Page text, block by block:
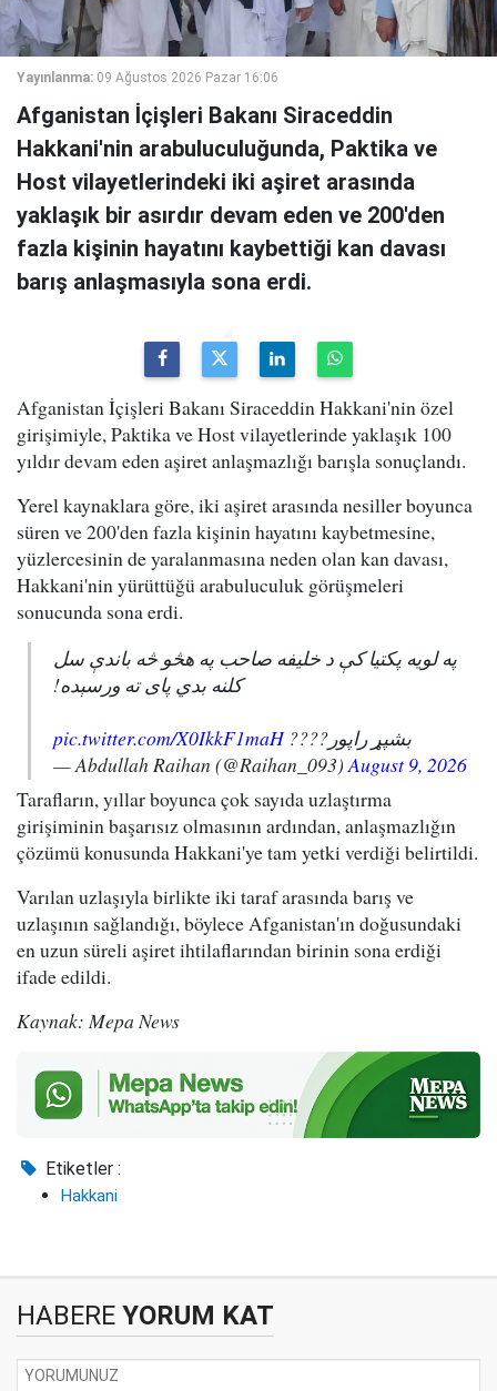
Yayınlanma: 09 Ağustos 2026 Pazar 16:06
Afganistan İçişleri Bakanı Siraceddin
Hakkani'nin arabuluculuğunda, Paktika ve
Host vilayetlerindeki iki aşiret arasında
yaklaşık bir asırdır devam eden ve 200'den
fazla kişinin hayatını kaybettiği kan davası
barış anlaşmasıyla sona erdi.
Afganistan İçişleri Bakanı Siraceddin Hakkani'nin özel
girişimiyle, Paktika ve Host vilayetlerinde yaklaşık 100
yıldır devam eden aşiret anlaşmazlığı barışla sonuçlandı.
Yerel kaynaklara göre, iki aşiret arasında nesiller boyunca
süren ve 200'den fazla kişinin hayatını kaybetmesine,
yüzlercesinin de yaralanmasına neden olan kan davası,
Hakkani'nin yürüttüğü arabuluculuk görüşmeleri
sonucunda sona erdi.
په لویه پکتیا کې د خلیفه صاحب په هڅو څه باندې سل
کلنه بدي پای ته ورسېده!
بشپړ راپور????pic.twitter.com/X0IkkF1maH
— Abdullah Raihan (@Raihan_093)August 9, 2026
Tarafların, yıllar boyunca çok sayıda uzlaştırma
girişiminin başarısız olmasının ardından, anlaşmazlığın
çözümü konusunda Hakkani'ye tam yetki verdiği belirtildi.
Varılan uzlaşıyla birlikte iki taraf arasında barış ve
uzlaşının sağlandığı, böylece Afganistan'ın doğusundaki
en uzun süreli aşiret ihtilaflarından birinin sona erdiği
ifade edildi.
Kaynak: Mepa News
Etiketler :
Hakkani
HABERE YORUM KAT